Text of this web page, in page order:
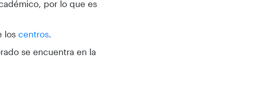
por lo que es
loscentros.
se encuentra en la